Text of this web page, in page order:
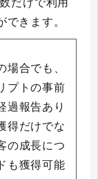
きます。
場合でも、
プトの事前
過報告あり
得だけでな
の成長につ
も獲得可能